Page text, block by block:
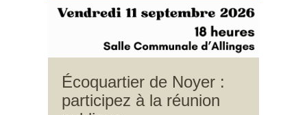
Écoquartier de Noyer :
participez à la réunion